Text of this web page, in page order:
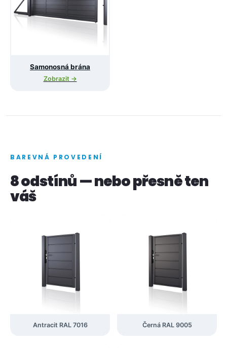
Samonosná brána
Zobrazit →
BAREVNÁ PROVEDENÍ
8 odstínů — nebo přesně ten
váš
Antracit RAL 7016 Černá RAL 9005